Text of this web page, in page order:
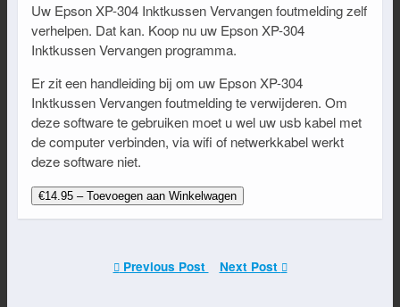
Uw Epson XP-304 Inktkussen Vervangen foutmelding zelf
verhelpen. Dat kan. Koop nu uw Epson XP-304
Inktkussen Vervangen programma.
Er zit een handleiding bij om uw Epson XP-304
Inktkussen Vervangen foutmelding te verwijderen. Om
deze software te gebruiken moet u wel uw usb kabel met
de computer verbinden, via wifi of netwerkkabel werkt
deze software niet.
€14.95 – Toevoegen aan Winkelwagen
Previous Post Next Post